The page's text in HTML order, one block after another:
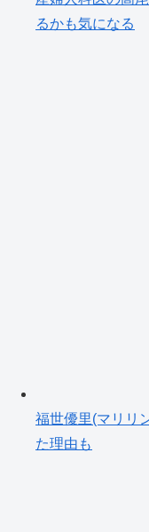
るかも気になる
福世優里(マリリ
た理由も